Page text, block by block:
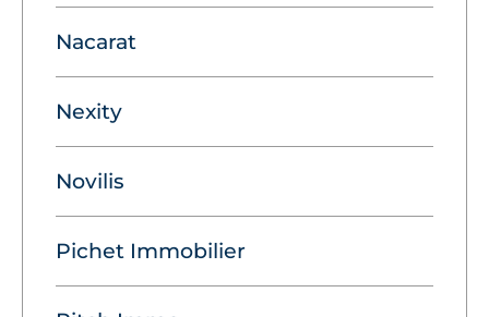
Nacarat
Nexity
Novilis
Pichet Immobilier